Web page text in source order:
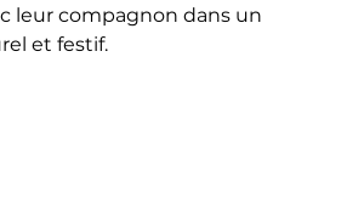
leur compagnon dans un
et festif.